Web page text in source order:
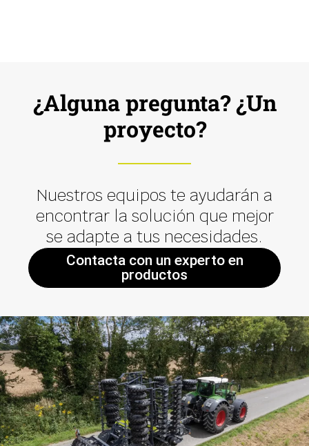
¿Alguna pregunta? ¿Un
proyecto?
Nuestros equipos te ayudarán a
encontrar la solución que mejor
se adapte a tus necesidades.
Contacta con un experto en
productos